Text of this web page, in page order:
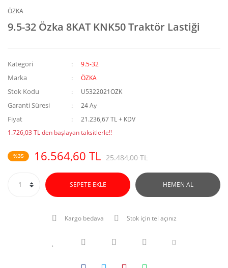
ÖZKA
9.5-32 Özka 8KAT KNK50 Traktör Lastiği
Kategori 9.5-32
Marka ÖZKA
Stok Kodu U5322021OZK
Garanti Süresi 24 Ay
Fiyat
21.236,67 TL + KDV
1.726,03 TL den başlayan taksitlerle!!
%35 16.564,60 TL 25.484,00 TL
SEPETE EKLE HEMEN AL
Kargo bedava Stok için tel açınız